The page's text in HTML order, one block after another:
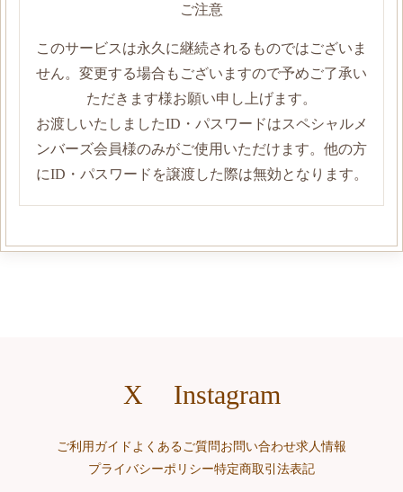
ご注意
このサービスは永久に継続されるものではございま
せん。変更する場合もございますので予めご了承い
ただきます様お願い申し上げます。
お渡しいたしましたID・パスワードはスペシャルメ
ンバーズ会員様のみがご使用いただけます。他の方
にID・パスワードを譲渡した際は無効となります。
X Instagram
ご利用ガイド よくあるご質問 お問い合わせ求人情報
プライバシーポリシー特定商取引法表記